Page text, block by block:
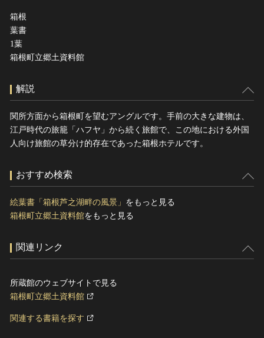
箱根
葉書
1葉
箱根町立郷土資料館
解説
関所方面から箱根町を望むアングルです。手前の大きな建物は、
江戸時代の旅籠「ハフヤ」から続く旅館で、この地における外国
人向け旅館の草分け的存在であった箱根ホテルです。
おすすめ検索
絵葉書「箱根芦之湖畔の風景」 をもっと見る
箱根町立郷土資料館をもっと見る
関連リンク
所蔵館のウェブサイトで見る
箱根町立郷土資料館
関連する書籍を探す